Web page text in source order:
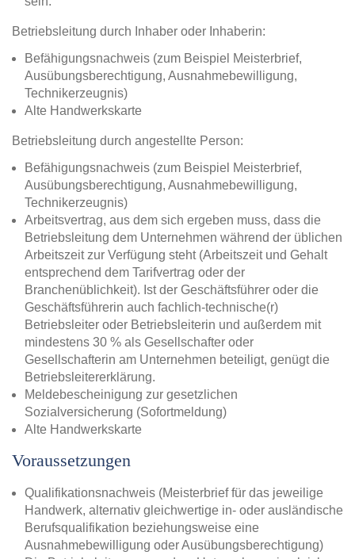
Betriebsleitung durch Inhaber oder Inhaberin:
Befähigungsnachweis (zum Beispiel Meisterbrief,
Ausübungsberechtigung, Ausnahmebewilligung,
Technikerzeugnis)
Alte Handwerkskarte
Betriebsleitung durch angestellte Person:
Befähigungsnachweis (zum Beispiel Meisterbrief,
Ausübungsberechtigung, Ausnahmebewilligung,
Technikerzeugnis)
Arbeitsvertrag, aus dem sich ergeben muss, dass die
Betriebsleitung dem Unternehmen während der üblichen
Arbeitszeit zur Verfügung steht (Arbeitszeit und Gehalt
entsprechend dem Tarifvertrag oder der
Branchenüblichkeit). Ist der Geschäftsführer oder die
Geschäftsführerin auch fachlich-technische(r)
Betriebsleiter oder Betriebsleiterin und außerdem mit
mindestens 30 % als Gesellschafter oder
Gesellschafterin am Unternehmen beteiligt, genügt die
Betriebsleitererklärung.
Meldebescheinigung zur gesetzlichen
Sozialversicherung (Sofortmeldung)
Alte Handwerkskarte
Voraussetzungen
Qualifikationsnachweis (Meisterbrief für das jeweilige
Handwerk, alternativ gleichwertige in- oder ausländische
Berufsqualifikation beziehungsweise eine
Ausnahmebewilligung oder Ausübungsberechtigung)